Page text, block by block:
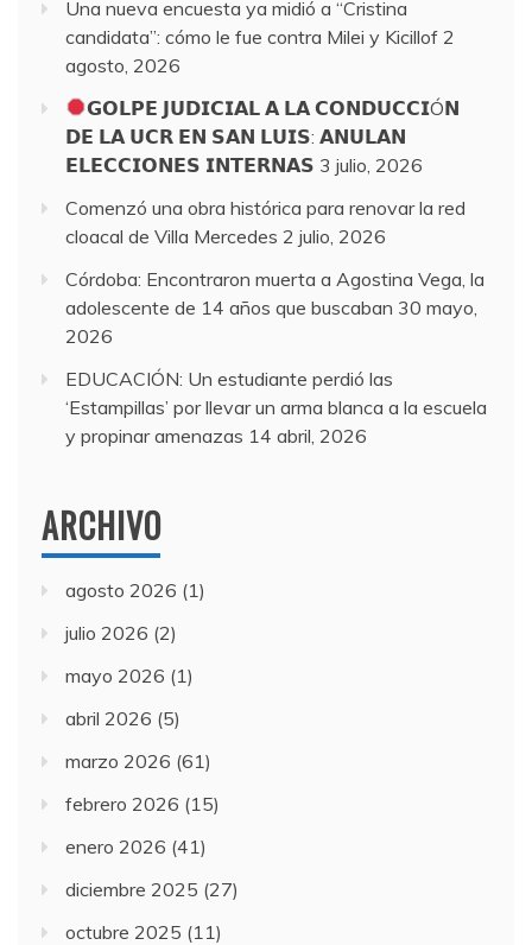
Una nueva encuesta ya midió a “Cristina
candidata”: cómo le fue contra Milei y Kicillof 2
agosto, 2026
𝗚𝗢𝗟𝗣𝗘 𝗝𝗨𝗗𝗜𝗖𝗜𝗔𝗟 𝗔 𝗟𝗔 𝗖𝗢𝗡𝗗𝗨𝗖𝗖𝗜Ó𝗡
𝗗𝗘 𝗟𝗔 𝗨𝗖𝗥 𝗘𝗡 𝗦𝗔𝗡 𝗟𝗨𝗜𝗦: 𝗔𝗡𝗨𝗟𝗔𝗡
𝗘𝗟𝗘𝗖𝗖𝗜𝗢𝗡𝗘𝗦 𝗜𝗡𝗧𝗘𝗥𝗡𝗔𝗦 3 julio, 2026
Comenzó una obra histórica para renovar la red
cloacal de Villa Mercedes 2 julio, 2026
Córdoba: Encontraron muerta a Agostina Vega, la
adolescente de 14 años que buscaban 30 mayo,
2026
EDUCACIÓN: Un estudiante perdió las
‘Estampillas’ por llevar un arma blanca a la escuela
y propinar amenazas 14 abril, 2026
ARCHIVO
agosto 2026 (1)
julio 2026 (2)
mayo 2026 (1)
abril 2026 (5)
marzo 2026 (61)
febrero 2026 (15)
enero 2026 (41)
diciembre 2025 (27)
octubre 2025 (11)